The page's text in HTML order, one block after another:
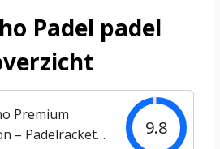
Padel padel
Premium
– Padelrackets
9.8